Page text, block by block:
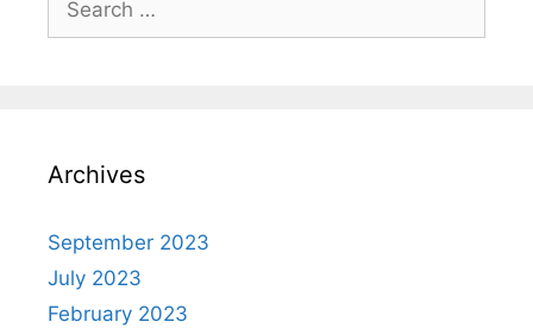
Archives
September 2023
July 2023
February 2023